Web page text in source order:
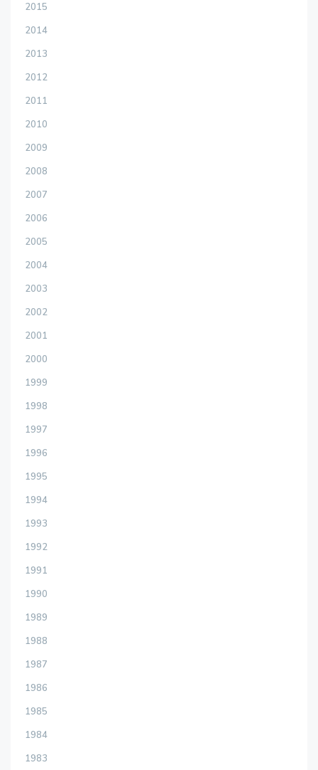
2015
2014
2013
2012
2011
2010
2009
2008
2007
2006
2005
2004
2003
2002
2001
2000
1999
1998
1997
1996
1995
1994
1993
1992
1991
1990
1989
1988
1987
1986
1985
1984
1983